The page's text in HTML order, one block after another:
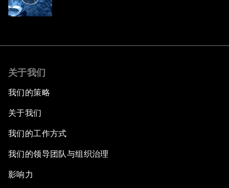
关于我们
我们的策略
关于我们
我们的工作方式
我们的领导团队与组织治理
影响力